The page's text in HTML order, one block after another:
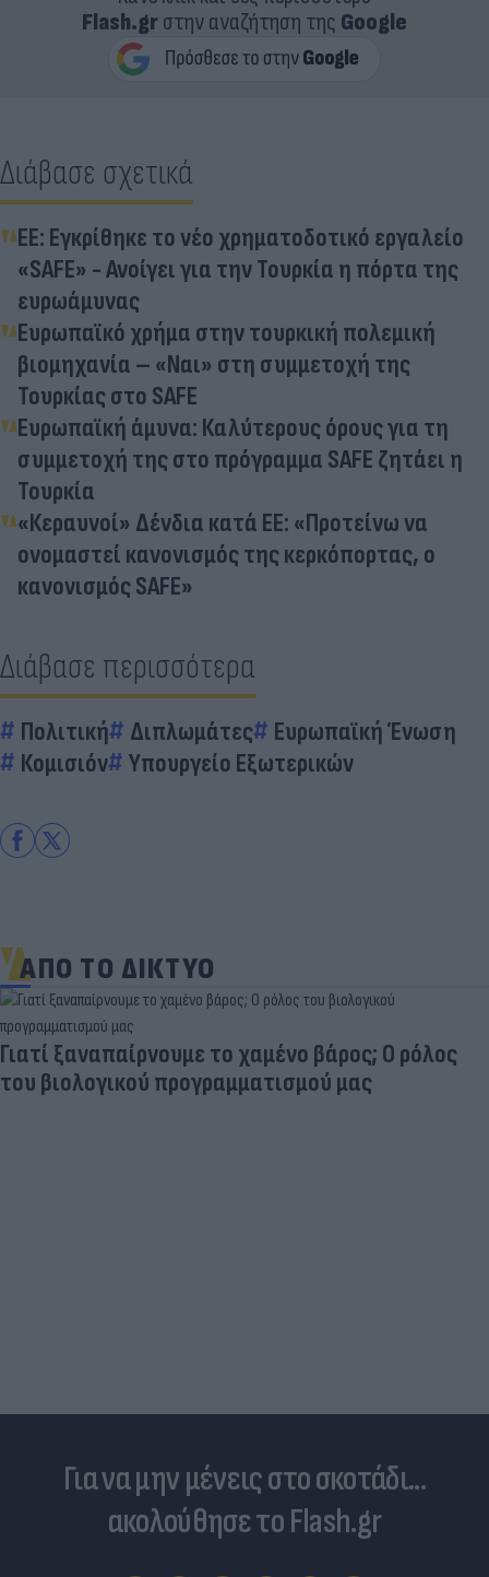
Flash.grστην αναζήτηση της Google
Διάβασε σχετικά
ΕΕ: Εγκρίθηκε το νέο χρηματοδοτικό εργαλείο
«SAFE» - Ανοίγει για την Τουρκία η πόρτα της
ευρωάμυνας
Ευρωπαϊκό χρήμα στην τουρκική πολεμική
βιομηχανία – «Ναι» στη συμμετοχή της
Τουρκίας στο SAFE
Ευρωπαϊκή άμυνα: Καλύτερους όρους για τη
συμμετοχή της στο πρόγραμμα SAFE ζητάει η
Τουρκία
«Κεραυνοί» Δένδια κατά ΕΕ: «Προτείνω να
ονομαστεί κανονισμός της κερκόπορτας, ο
κανονισμός SAFE»
Διάβασε περισσότερα
Πολιτική Διπλωμάτες
Ευρωπαϊκή Ένωση
Κομισιόν
Υπουργείο Εξωτερικών
ΑΠΟ ΤΟ ΔΙΚΤΥΟ
Γιατί ξαναπαίρνουμε το χαμένο βάρος; Ο ρόλος
του βιολογικού προγραμματισμού μας
Για να μην μένεις στο σκοτάδι...
ακολούθησε το Flash.gr